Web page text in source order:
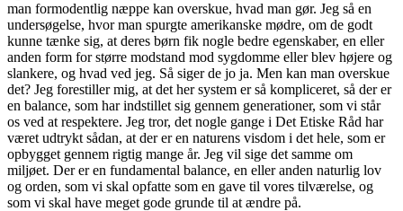
man formodentlig næppe kan overskue, hvad man gør. Jeg så en
undersøgelse, hvor man spurgte amerikanske mødre, om de godt
kunne tænke sig, at deres børn fik nogle bedre egenskaber, en eller
anden form for større modstand mod sygdomme eller blev højere og
slankere, og hvad ved jeg. Så siger de jo ja. Men kan man overskue
det? Jeg forestiller mig, at det her system er så kompliceret, så der er
en balance, som har indstillet sig gennem generationer, som vi står
os ved at respektere. Jeg tror, det nogle gange i Det Etiske Råd har
været udtrykt sådan, at der er en naturens visdom i det hele, som er
opbygget gennem rigtig mange år. Jeg vil sige det samme om
miljøet. Der er en fundamental balance, en eller anden naturlig lov
og orden, som vi skal opfatte som en gave til vores tilværelse, og
som vi skal have meget gode grunde til at ændre på.